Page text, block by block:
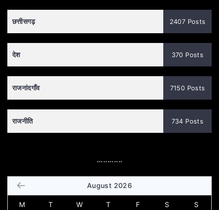
छत्तीसगढ़ 2407 Posts
देश 370 Posts
राजनांदगाँव 7150 Posts
राजनीति 734 Posts
............
August 2026
M T W T F S S